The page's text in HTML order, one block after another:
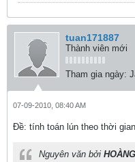
tuan171887
Thành viên mới
Tham gia ngày:
07-09-2010, 08:40 AM
Ðề: tính toán lún theo thời
Nguyên văn bởi